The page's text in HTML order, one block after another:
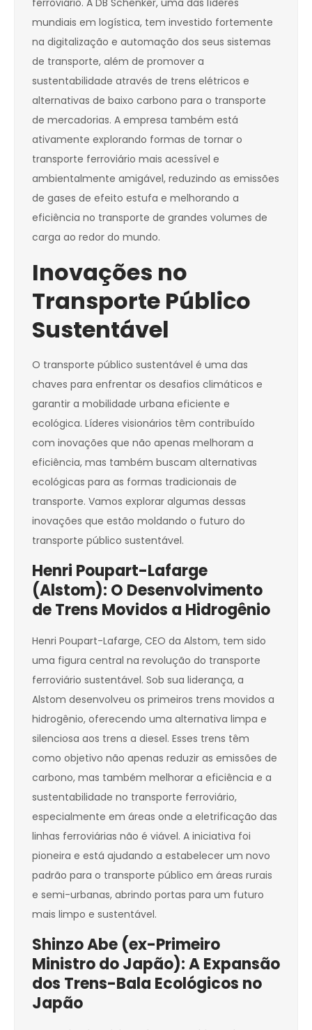
ferroviário. A DB Schenker, uma das líderes
mundiais em logística, tem investido fortemente
na digitalização e automação dos seus sistemas
de transporte, além de promover a
sustentabilidade através de trens elétricos e
alternativas de baixo carbono para o transporte
de mercadorias. A empresa também está
ativamente explorando formas de tornar o
transporte ferroviário mais acessível e
ambientalmente amigável, reduzindo as emissões
de gases de efeito estufa e melhorando a
eficiência no transporte de grandes volumes de
carga ao redor do mundo.
Inovações no
Transporte Público
Sustentável
O transporte público sustentável é uma das
chaves para enfrentar os desafios climáticos e
garantir a mobilidade urbana eficiente e
ecológica. Líderes visionários têm contribuído
com inovações que não apenas melhoram a
eficiência, mas também buscam alternativas
ecológicas para as formas tradicionais de
transporte. Vamos explorar algumas dessas
inovações que estão moldando o futuro do
transporte público sustentável.
Henri Poupart-Lafarge
(Alstom): O Desenvolvimento
de Trens Movidos a Hidrogênio
Henri Poupart-Lafarge, CEO da Alstom, tem sido
uma figura central na revolução do transporte
ferroviário sustentável. Sob sua liderança, a
Alstom desenvolveu os primeiros trens movidos a
hidrogênio, oferecendo uma alternativa limpa e
silenciosa aos trens a diesel. Esses trens têm
como objetivo não apenas reduzir as emissões de
carbono, mas também melhorar a eficiência e a
sustentabilidade no transporte ferroviário,
especialmente em áreas onde a eletrificação das
linhas ferroviárias não é viável. A iniciativa foi
pioneira e está ajudando a estabelecer um novo
padrão para o transporte público em áreas rurais
e semi-urbanas, abrindo portas para um futuro
mais limpo e sustentável.
Shinzo Abe (ex-Primeiro
Ministro do Japão): A Expansão
dos Trens-Bala Ecológicos no
Japão